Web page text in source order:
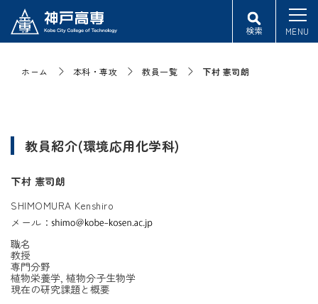
検索 MENU
ホーム 本科・専攻 教員一覧 下村 憲司朗
教員紹介(環境応用化学科)
下村 憲司朗
SHIMOMURA Kenshiro
メール：
職名
教授
専門分野
植物栄養学, 植物分子生物学
現在の研究課題と概要